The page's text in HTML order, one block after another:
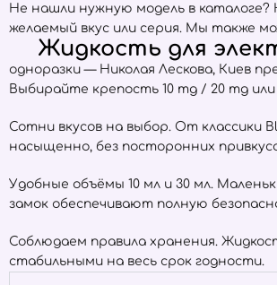
Не нашли нужную модель в
желаемый вкус или серия. Мы также
Жидкость для
одноразки — Николая Лескова, Киев
Выбирайте крепость 10 mg / 20 mg
Сотни вкусов на выбор. От классики
насыщенно, без посторонних
Удобные объёмы 10 мл и 30 мл.
замок обеспечивают полную
Соблюдаем правила хранения.
стабильными на весь срок годности.